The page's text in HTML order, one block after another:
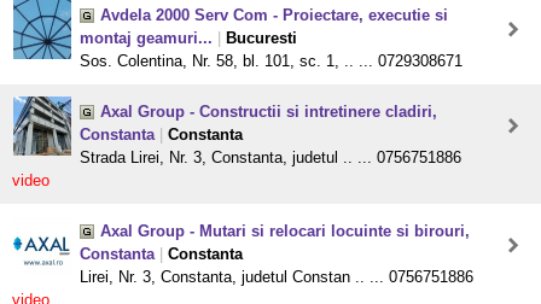
Avdela 2000 Serv Com - Proiectare, executie si
montaj geamuri...
Bucuresti
Sos. Colentina, Nr. 58, bl. 101, sc. 1, .. ... 0729308671
Axal Group - Constructii si intretinere cladiri,
Constanta
Constanta
Strada Lirei, Nr. 3, Constanta, judetul .. ... 0756751886
video
Axal Group - Mutari si relocari locuinte si birouri,
Constanta
Constanta
Lirei, Nr. 3, Constanta, judetul Constan .. ... 0756751886
video